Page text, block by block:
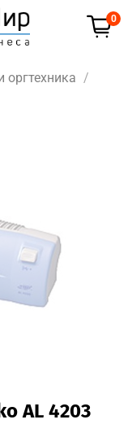
0
оргтехника
AL 4203